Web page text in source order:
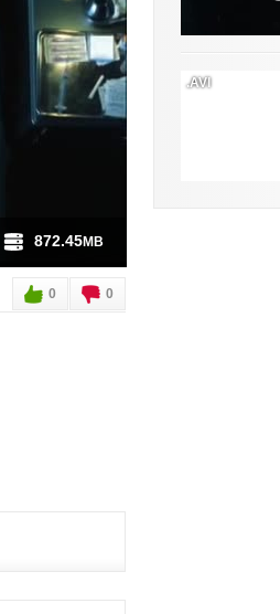
872.45MB
0 0
.AVI